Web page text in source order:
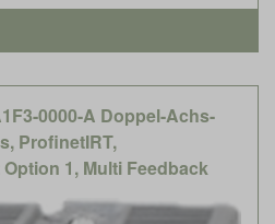
0000-A Doppel-Achs-
ProfinetIRT,
1, Multi Feedback